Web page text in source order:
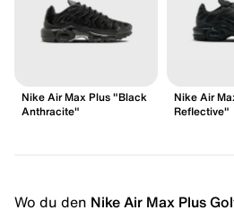
Nike Air Max Plus "Black
Anthracite"
Nike Air
Reflective"
Wo du den Nike Air Max Plus